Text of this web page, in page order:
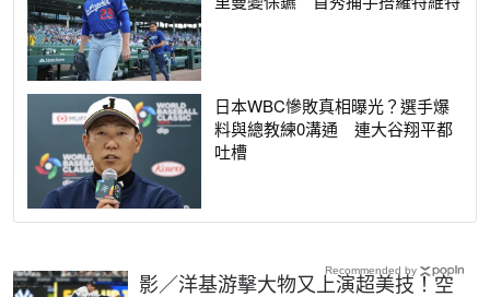
日本WBC慘敗真相曝光？選手爆
料與總教練0溝通 連大谷翔平都
吐槽
影／洋基游擊大物又上演超美技！空
Recommended by